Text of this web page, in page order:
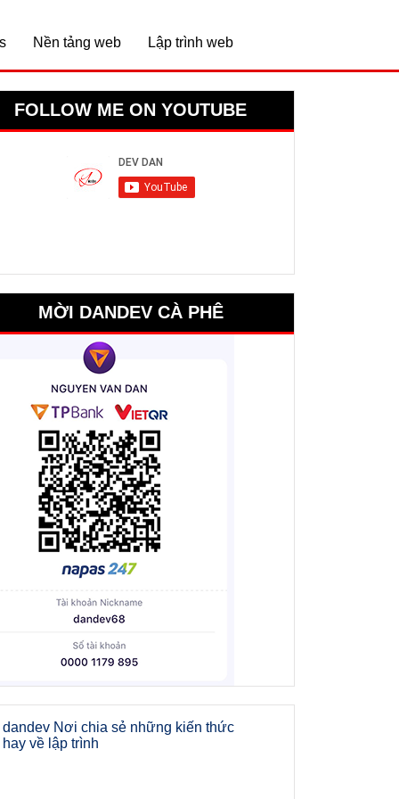
Nền tảng web Lập trình web
FOLLOW ME ON YOUTUBE
MỜI DANDEV CÀ PHÊ
dandev Nơi chia sẻ những kiến thức
hay về lập trình